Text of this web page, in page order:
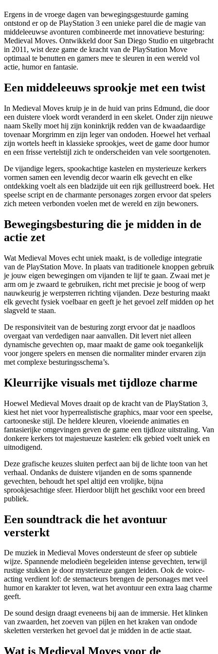
Ergens in de vroege dagen van bewegingsgestuurde gaming
ontstond er op de PlayStation 3 een unieke parel die de magie van
middeleeuwse avonturen combineerde met innovatieve besturing:
Medieval Moves. Ontwikkeld door San Diego Studio en uitgebracht
in 2011, wist deze game de kracht van de PlayStation Move
optimaal te benutten en gamers mee te sleuren in een wereld vol
actie, humor en fantasie.
Een middeleeuws sprookje met een twist
In Medieval Moves kruip je in de huid van prins Edmund, die door
een duistere vloek wordt veranderd in een skelet. Onder zijn nieuwe
naam Skelly moet hij zijn koninkrijk redden van de kwaadaardige
tovenaar Morgrimm en zijn leger van ondoden. Hoewel het verhaal
zijn wortels heeft in klassieke sprookjes, weet de game door humor
en een frisse vertelstijl zich te onderscheiden van vele soortgenoten.
De vijandige legers, spookachtige kastelen en mysterieuze kerkers
vormen samen een levendig decor waarin elk gevecht en elke
ontdekking voelt als een bladzijde uit een rijk geïllustreerd boek. Het
speelse script en de charmante personages zorgen ervoor dat spelers
zich meteen verbonden voelen met de wereld en zijn bewoners.
Bewegingsbesturing die je midden in de
actie zet
Wat Medieval Moves echt uniek maakt, is de volledige integratie
van de PlayStation Move. In plaats van traditionele knoppen gebruik
je jouw eigen bewegingen om vijanden te lijf te gaan. Zwaai met je
arm om je zwaard te gebruiken, richt met precisie je boog of werp
nauwkeurig je werpsterren richting vijanden. Deze besturing maakt
elk gevecht fysiek voelbaar en geeft je het gevoel zelf midden op het
slagveld te staan.
De responsiviteit van de besturing zorgt ervoor dat je naadloos
overgaat van verdedigen naar aanvallen. Dit levert niet alleen
dynamische gevechten op, maar maakt de game ook toegankelijk
voor jongere spelers en mensen die normaliter minder ervaren zijn
met complexe besturingsschema’s.
Kleurrijke visuals met tijdloze charme
Hoewel Medieval Moves draait op de kracht van de PlayStation 3,
kiest het niet voor hyperrealistische graphics, maar voor een speelse,
cartooneske stijl. De heldere kleuren, vloeiende animaties en
fantasierijke omgevingen geven de game een tijdloze uitstraling. Van
donkere kerkers tot majestueuze kastelen: elk gebied voelt uniek en
uitnodigend.
Deze grafische keuzes sluiten perfect aan bij de lichte toon van het
verhaal. Ondanks de duistere vijanden en de soms spannende
gevechten, behoudt het spel altijd een vrolijke, bijna
sprookjesachtige sfeer. Hierdoor blijft het geschikt voor een breed
publiek.
Een soundtrack die het avontuur
versterkt
De muziek in Medieval Moves ondersteunt de sfeer op subtiele
wijze. Spannende melodieën begeleiden intense gevechten, terwijl
rustige stukken je door mysterieuze gangen leiden. Ook de voice-
acting verdient lof: de stemacteurs brengen de personages met veel
humor en karakter tot leven, wat het avontuur een extra laag charme
geeft.
De sound design draagt eveneens bij aan de immersie. Het klinken
van zwaarden, het zoeven van pijlen en het kraken van ondode
skeletten versterken het gevoel dat je midden in de actie staat.
Wat is Medieval Moves voor de